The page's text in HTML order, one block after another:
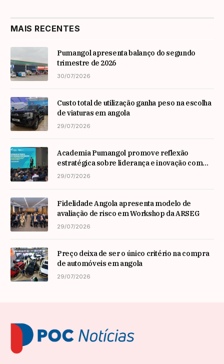
MAIS RECENTES
Pumangol apresenta balanço do segundo
trimestre de 2026
30/07/2026
Custo total de utilização ganha peso na escolha
de viaturas em angola
29/07/2026
Academia Pumangol promove reflexão
estratégica sobre liderança e inovação com
especialista internacional Nadim Habib
29/07/2026
Fidelidade Angola apresenta modelo de
avaliação de risco em Workshop da ARSEG
29/07/2026
Preço deixa de ser o único critério na compra
de automóveis em angola
29/07/2026